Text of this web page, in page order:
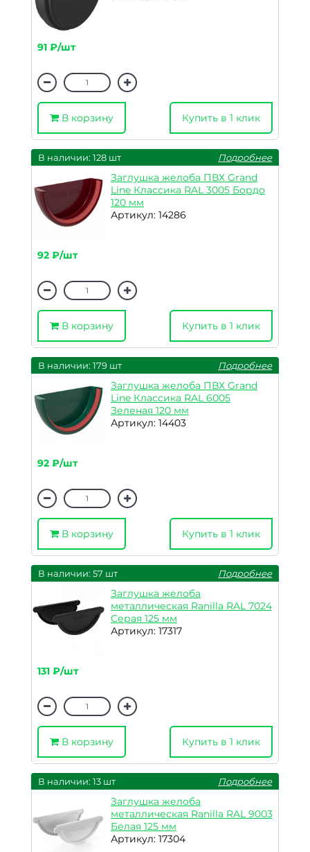
91 ₽/шт
В корзину Купить в 1 клик
В наличии: 128 шт Подробнее
Заглушка желоба ПВХ Grand
Line Классика RAL 3005 Бордо
120 мм
Артикул: 14286
92 ₽/шт
В корзину Купить в 1 клик
В наличии: 179 шт Подробнее
Заглушка желоба ПВХ Grand
Line Классика RAL 6005
Зеленая 120 мм
Артикул: 14403
92 ₽/шт
В корзину Купить в 1 клик
В наличии: 57 шт Подробнее
Заглушка желоба
металлическая Ranilla RAL 7024
Серая 125 мм
Артикул: 17317
131 ₽/шт
В корзину Купить в 1 клик
В наличии: 13 шт Подробнее
Заглушка желоба
металлическая Ranilla RAL 9003
Белая 125 мм
Артикул: 17304